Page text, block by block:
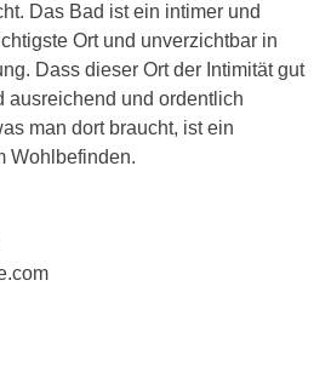
Das Bad ist ein intimer und
Ort und unverzichtbar in
Dass dieser Ort der Intimität gut
ausreichend und ordentlich
man dort braucht, ist ein
Wohlbefinden.